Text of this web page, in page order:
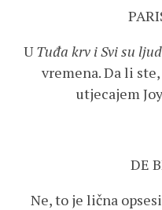
UTuđa krv i Svi su
vremena. Da li
utjecajem
DE
Ne, to je lična